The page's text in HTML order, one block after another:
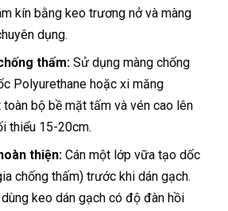
kín bằng keo trương nở và màng
dụng.
thấm: Sử dụng màng chống
Polyurethane hoặc xi măng
bộ bề mặt tấm và vén cao lên
thiểu 15-20cm.
thiện: Cán một lớp vữa tạo dốc
chống thấm) trước khi dán gạch.
keo dán gạch có độ đàn hồi